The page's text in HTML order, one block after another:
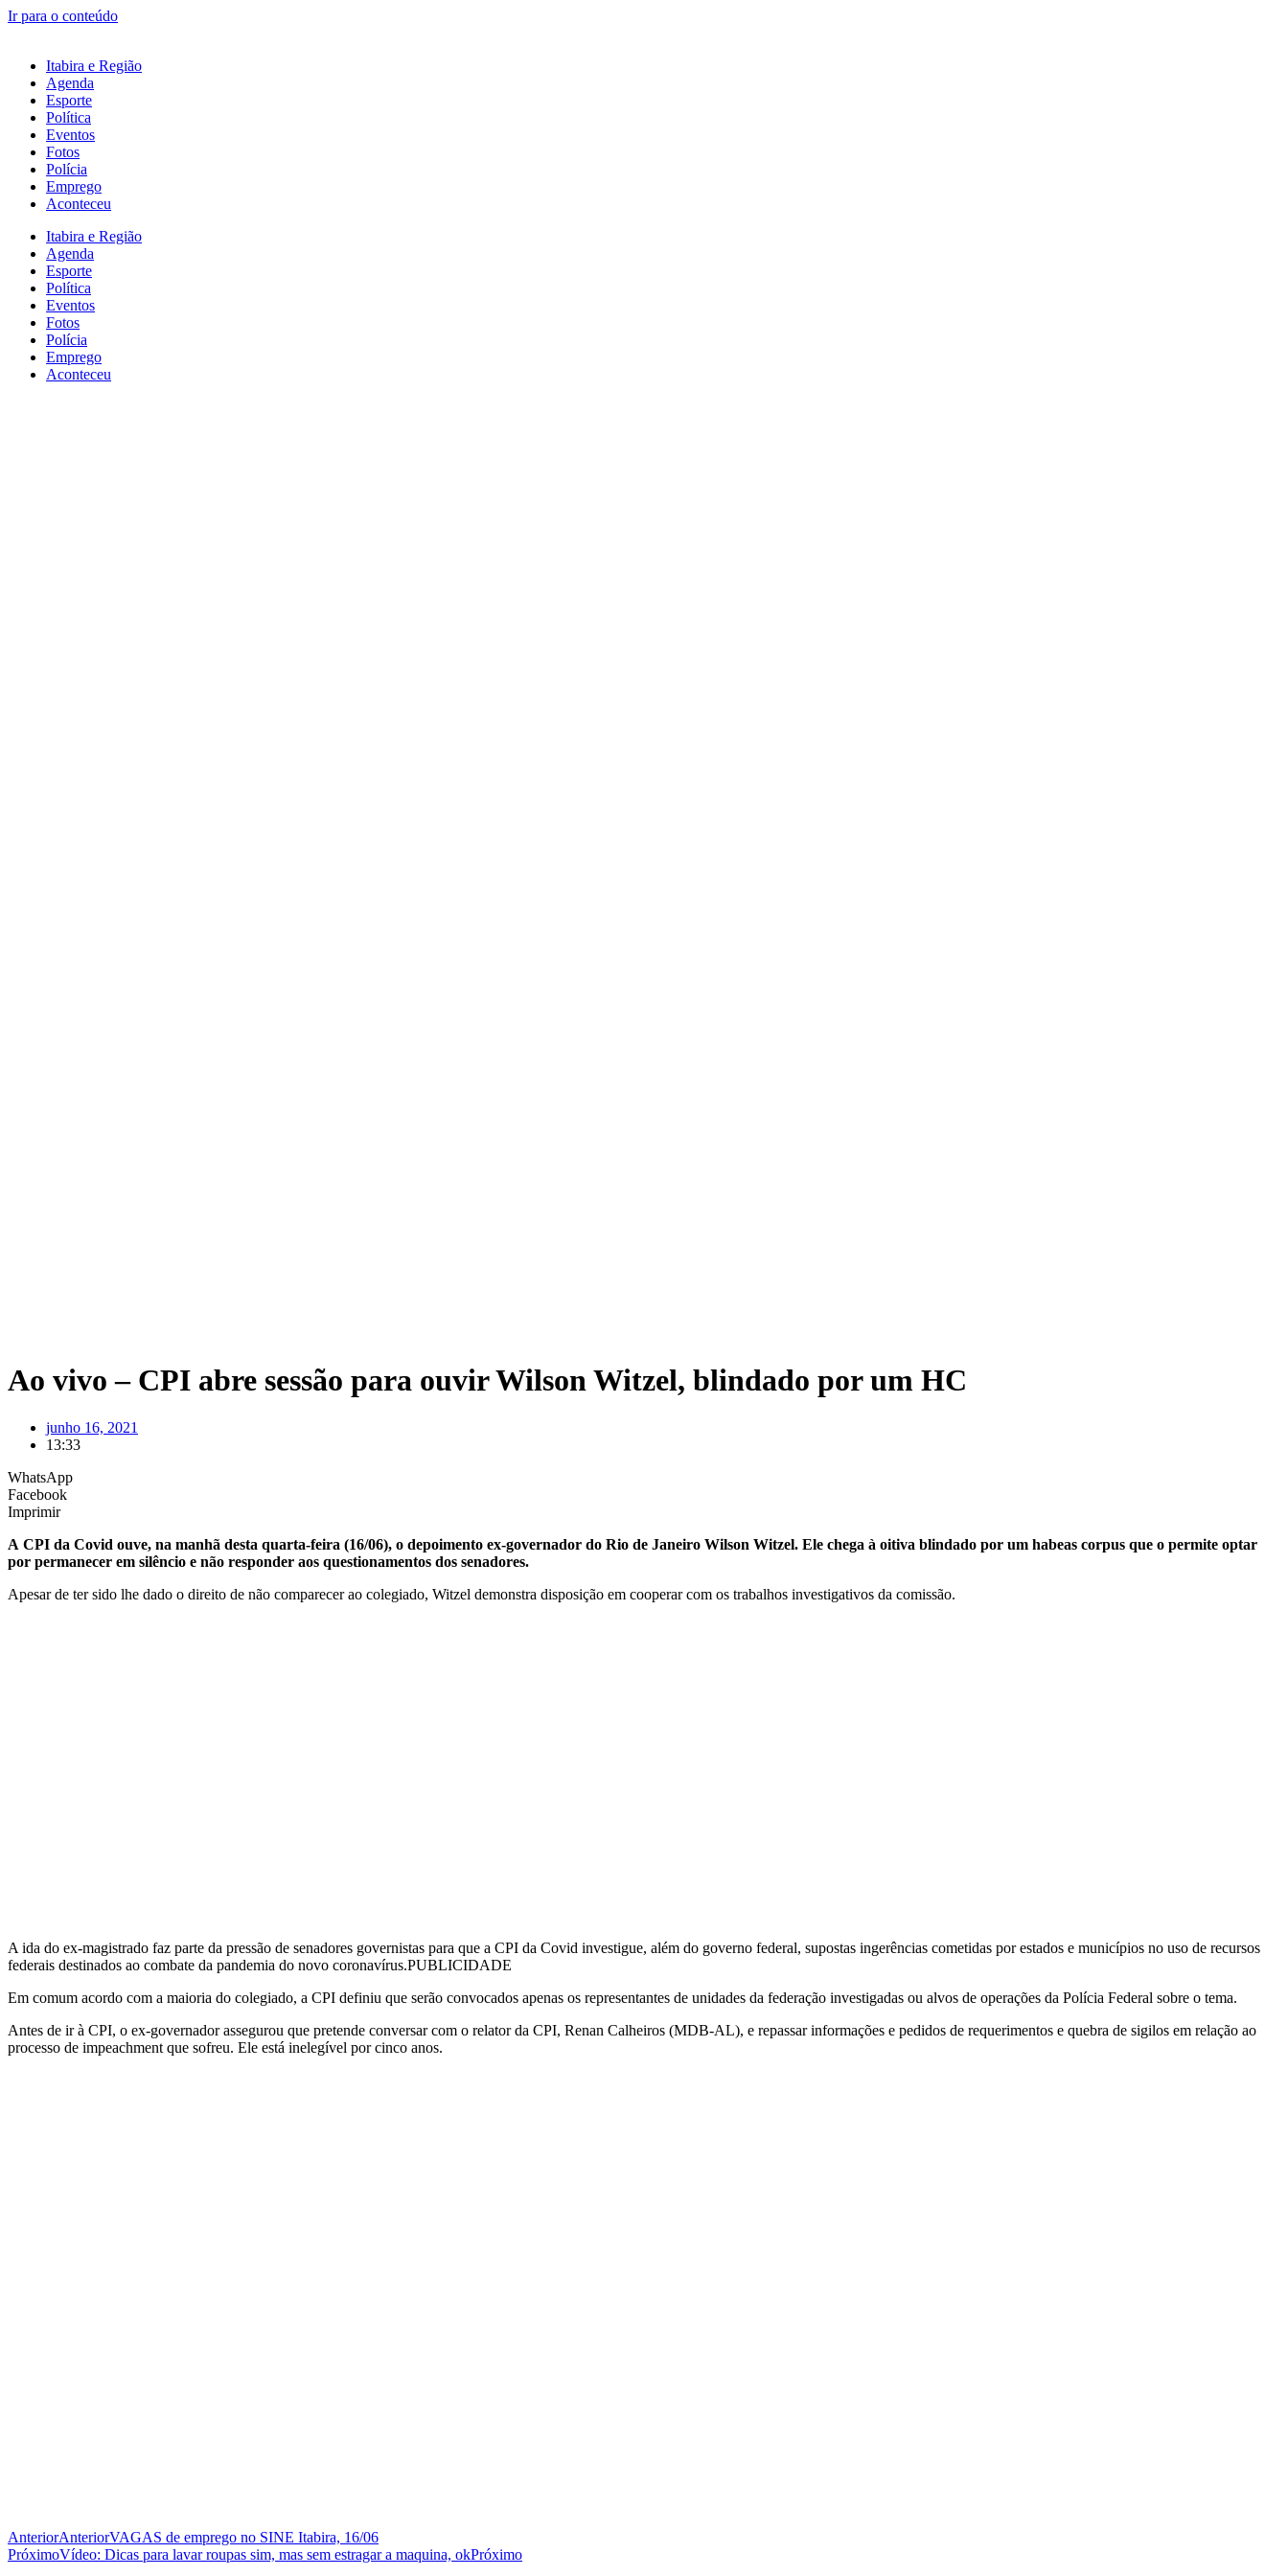
Ir para o conteúdo
Itabira e Região
Agenda
Esporte
Política
Eventos
Fotos
Polícia
Emprego
Aconteceu
Itabira e Região
Agenda
Esporte
Política
Eventos
Fotos
Polícia
Emprego
Aconteceu
Ao vivo – CPI abre sessão para ouvir Wilson Witzel, blindado por um HC
junho 16, 2021
13:33
WhatsApp
Facebook
Imprimir
A CPI da Covid ouve, na manhã desta quarta-feira (16/06), o depoimento ex-governador do Rio de Janeiro Wilson Witzel. Ele chega à oitiva blindado por um habeas corpus que o permite optar
por permanecer em silêncio e não responder aos questionamentos dos senadores.
Apesar de ter sido lhe dado o direito de não comparecer ao colegiado, Witzel demonstra disposição em cooperar com os trabalhos investigativos da comissão.
A ida do ex-magistrado faz parte da pressão de senadores governistas para que a CPI da Covid investigue, além do governo federal, supostas ingerências cometidas por estados e municípios no uso de recursos
federais destinados ao combate da pandemia do novo coronavírus.PUBLICIDADE
Em comum acordo com a maioria do colegiado, a CPI definiu que serão convocados apenas os representantes de unidades da federação investigadas ou alvos de operações da Polícia Federal sobre o tema.
Antes de ir à CPI, o ex-governador assegurou que pretende conversar com o relator da CPI, Renan Calheiros (MDB-AL), e repassar informações e pedidos de requerimentos e quebra de sigilos em relação ao
processo de impeachment que sofreu. Ele está inelegível por cinco anos.
AnteriorAnteriorVAGAS de emprego no SINE Itabira, 16/06
PróximoVídeo: Dicas para lavar roupas sim, mas sem estragar a maquina, okPróximo